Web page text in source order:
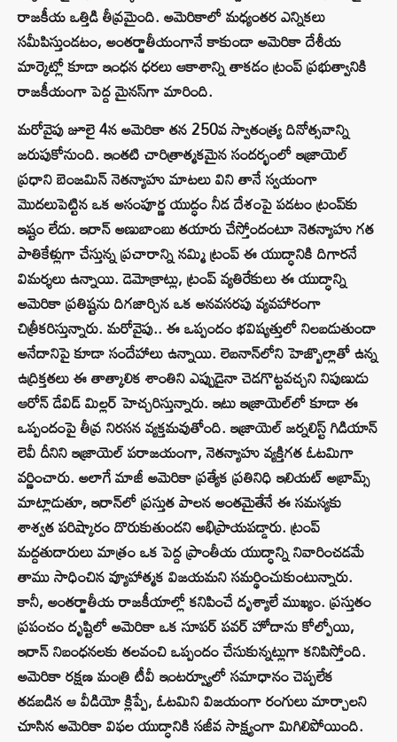
రాజకీయ ఒత్తిడి తీవ్రమైంది. అమెరికాలో మధ్యంతర ఎన్నికలు
సమీపిస్తుండటం, అంతర్జాతీయంగానే కాకుండా అమెరికా దేశీయ
మార్కెట్లో కూడా ఇంధన ధరలు ఆకాశాన్ని తాకడం ట్రంప్ ప్రభుత్వానికి
రాజకీయంగా పెద్ద మైనస్‌గా మారింది.
మరోవైపు జూలై 4న అమెరికా తన 250వ స్వాతంత్య్ర దినోత్సవాన్ని
జరుపుకోనుంది. ఇంతటి చారిత్రాత్మకమైన సందర్భంలో ఇజ్రాయెల్
ప్రధాని బెంజమిన్ నెతన్యాహు మాటలు విని తానే స్వయంగా
మొదలుపెట్టిన ఒక అసంపూర్ణ యుద్ధం నీడ దేశంపై పడటం ట్రంప్‌కు
ఇష్టం లేదు. ఇరాన్ అణుబాంబు తయారు చేస్తోందంటూ నెతన్యాహు గత
పాతికేళ్లుగా చేస్తున్న ప్రచారాన్ని నమ్మి ట్రంప్ ఈ యుద్ధానికి దిగారనే
విమర్శలు ఉన్నాయి. డెమోక్రాట్లు, ట్రంప్ వ్యతిరేకులు ఈ యుద్ధాన్ని
అమెరికా ప్రతిష్టను దిగజార్చిన ఒక అనవసరపు వ్యవహారంగా
చిత్రీకరిస్తున్నారు. మరోవైపు.. ఈ ఒప్పందం భవిష్యత్తులో నిలబడుతుందా
అనేదానిపై కూడా సందేహాలు ఉన్నాయి. లెబనాన్‌లోని హెజ్బొల్లాతో ఉన్న
ఉద్రిక్తతలు ఈ తాత్కాలిక శాంతిని ఎప్పుడైనా చెడగొట్టవచ్చని నిపుణుడు
ఆరోన్ డేవిడ్ మిల్లర్ హెచ్చరిస్తున్నారు. ఇటు ఇజ్రాయెల్‌లో కూడా ఈ
ఒప్పందంపై తీవ్ర నిరసన వ్యక్తమవుతోంది. ఇజ్రాయెల్ జర్నలిస్ట్ గిడియాన్
లెవీ దీనిని ఇజ్రాయెల్ పరాజయంగా, నెతన్యాహు వ్యక్తిగత ఓటమిగా
వర్ణించారు. అలాగే మాజీ అమెరికా ప్రత్యేక ప్రతినిధి ఇలియట్ అబ్రామ్స్
మాట్లాడుతూ, ఇరాన్‌లో ప్రస్తుత పాలన అంతమైతేనే ఈ సమస్యకు
శాశ్వత పరిష్కారం దొరుకుతుందని అభిప్రాయపడ్డారు. ట్రంప్
మద్దతుదారులు మాత్రం ఒక పెద్ద ప్రాంతీయ యుద్ధాన్ని నివారించడమే
తాము సాధించిన వ్యూహాత్మక విజయమని సమర్థించుకుంటున్నారు.
కానీ, అంతర్జాతీయ రాజకీయాల్లో కనిపించే దృశ్యాలే ముఖ్యం. ప్రస్తుతం
ప్రపంచం దృష్టిలో అమెరికా ఒక సూపర్ పవర్ హోదాను కోల్పోయి,
ఇరాన్ నిబంధనలకు తలవంచి ఒప్పందం చేసుకున్నట్లుగా కనిపిస్తోంది.
అమెరికా రక్షణ మంత్రి టీవీ ఇంటర్వ్యూలో సమాధానం చెప్పలేక
తడబడిన ఆ వీడియో క్లిప్పే, ఓటమిని విజయంగా రంగులు మార్చాలని
చూసిన అమెరికా విఫల యుద్ధానికి సజీవ సాక్ష్యంగా మిగిలిపోయింది.